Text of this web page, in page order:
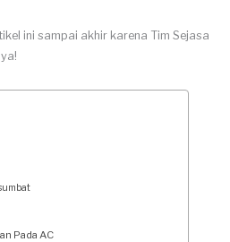
ini sampai akhir karena Tim Sejasa
Pada AC